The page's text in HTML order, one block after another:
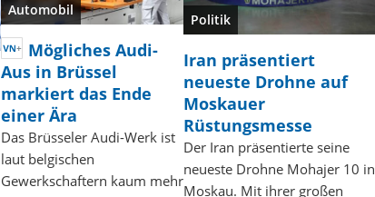
Automobil
Mögliches Audi-
Aus in Brüssel
markiert das Ende
einer Ära
Das Brüsseler Audi-Werk ist
laut belgischen
Gewerkschaftern kaum mehr
Politik
Iran präsentiert
neueste Drohne auf
Moskauer
Rüstungsmesse
Der Iran präsentierte seine
neueste Drohne Mohajer 10 in
Moskau. Mit ihrer großen